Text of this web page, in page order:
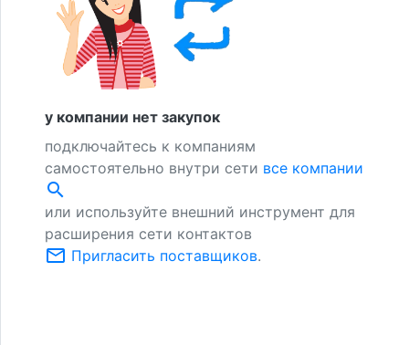
у компании нет закупок
подключайтесь к компаниям
самостоятельно внутри сети все компании
search
или используйте внешний инструмент для
расширения сети контактов
mail_outline Пригласить поставщиков.